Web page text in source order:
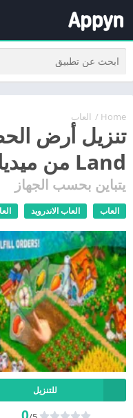
Home
/ العاب
Land من ميديا فاير
يتباين بحسب الجهاز
العاب العاب الاندرويد
للتنزيل